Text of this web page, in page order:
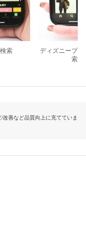
索
ディズニープラ
索
善など品質向上に充てていま